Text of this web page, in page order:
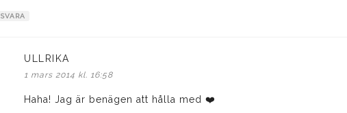
SVARA
ULLRIKA
1 mars 2014 kl. 16:58
Haha! Jag är benägen att hålla med ❤️